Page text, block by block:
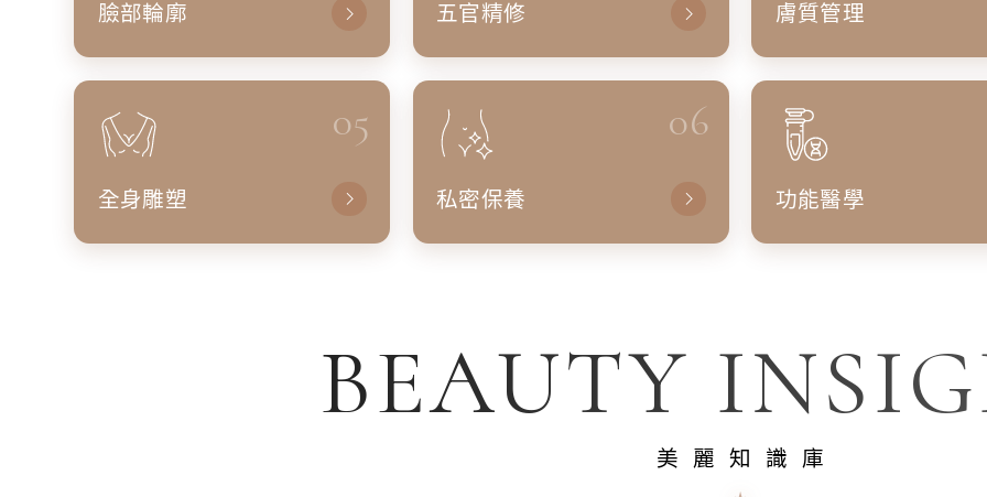
臉部輪廓 五官精修 膚質管理
05
全身雕塑
06
私密保養 功能醫學
BEAUTY
美麗知識庫